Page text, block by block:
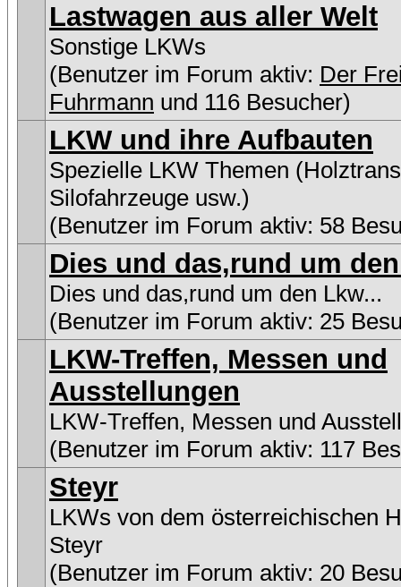
Lastwagen aus aller Welt
Sonstige LKWs
(Benutzer im Forum aktiv: Der
Fuhrmann und 116 Besucher)
LKW und ihre Aufbauten
Spezielle LKW Themen
Silofahrzeuge usw.)
(Benutzer im Forum aktiv: 58
Dies und das,rund um
Dies und das,rund um den Lkw...
(Benutzer im Forum aktiv: 25
LKW-Treffen, Messen und
Ausstellungen
LKW-Treffen, Messen und
(Benutzer im Forum aktiv: 117
Steyr
LKWs von dem österreichischen
Steyr
(Benutzer im Forum aktiv: 20